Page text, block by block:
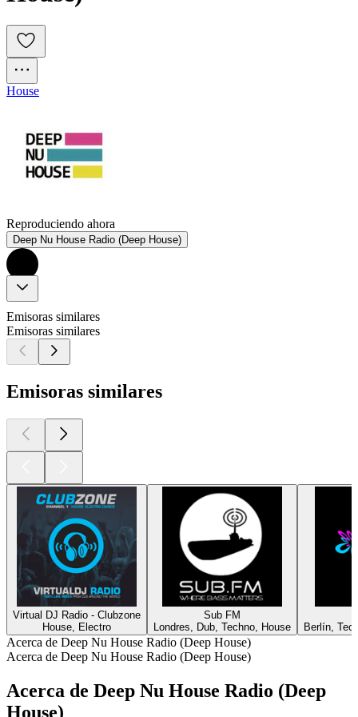
House
Reproduciendo ahora
Deep Nu House Radio (Deep House)
Emisoras similares
Emisoras similares
Emisoras similares
Virtual DJ Radio - Clubzone
House, Electro
Sub FM
Londres, Dub, Techno, House
Berlín,
Acerca de Deep Nu House Radio (Deep House)
Acerca de Deep Nu House Radio (Deep House)
Acerca de Deep Nu House Radio (Deep
House)